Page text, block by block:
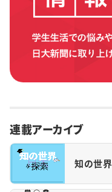
連載アーカイブ
知の世